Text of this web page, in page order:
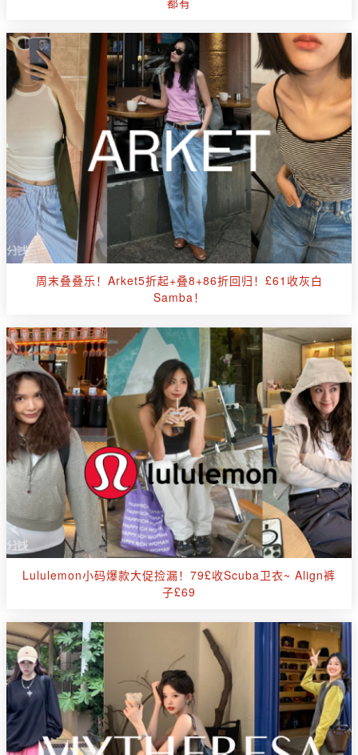
周末叠叠乐！Arket5折起+叠8+86折回归！£61收灰白
Samba！
Lululemon小码爆款大促捡漏！79£收Scuba卫衣~ Align裤
子£69